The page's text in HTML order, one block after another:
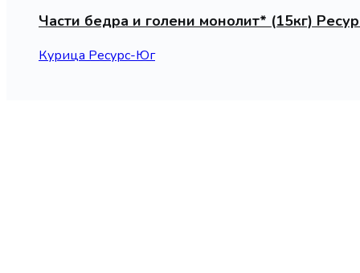
Части бедра и голени монолит* (15кг)
Курица Ресурс-Юг